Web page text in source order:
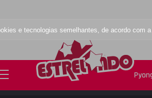
e tecnologias semelhantes, de acordo com